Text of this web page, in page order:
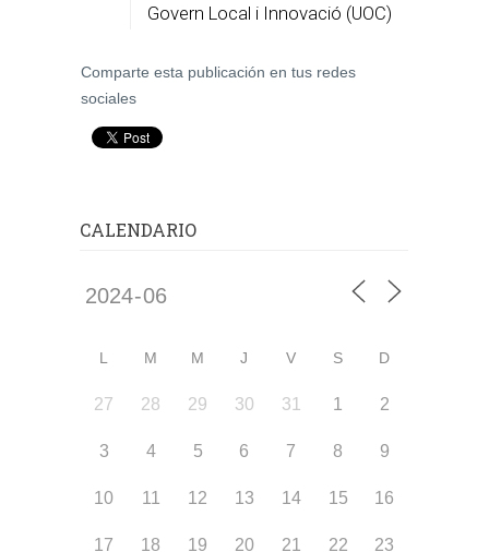
Govern Local i Innovació (UOC)
Comparte esta publicación en tus redes
sociales
CALENDARIO
L M M J V S D
27 28 29 30 31 1 2
3 4 5 6 7 8 9
10 11 12 13 14 15 16
17 18 19 20 21 22 23